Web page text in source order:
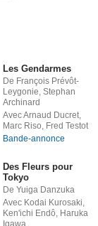
Les Gendarmes
De François Prévôt-
Leygonie, Stephan
Archinard
Avec Arnaud Ducret,
Marc Riso, Fred Testot
Bande-annonce
Des Fleurs pour
Tokyo
De Yuiga Danzuka
Avec Kodai Kurosaki,
Ken'ichi Endô, Haruka
Igawa